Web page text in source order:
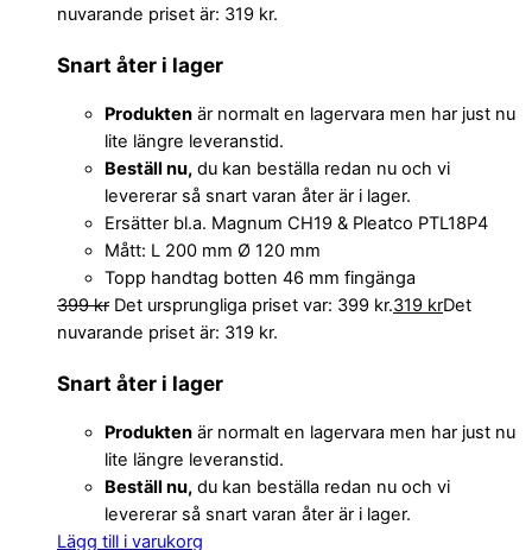
nuvarande priset är: 319 kr.
Snart åter i lager
Produkten är normalt en lagervara men har just nu
lite längre leveranstid.
Beställ nu, du kan beställa redan nu och vi
levererar så snart varan åter är i lager.
Ersätter bl.a. Magnum CH19 & Pleatco PTL18P4
Mått: L 200 mm Ø 120 mm
Topp handtag botten 46 mm fingänga
399kr Det ursprungliga priset var: 399 kr.319 krDet
nuvarande priset är: 319 kr.
Snart åter i lager
Produkten är normalt en lagervara men har just nu
lite längre leveranstid.
Beställ nu, du kan beställa redan nu och vi
levererar så snart varan åter är i lager.
Lägg till i varukorg